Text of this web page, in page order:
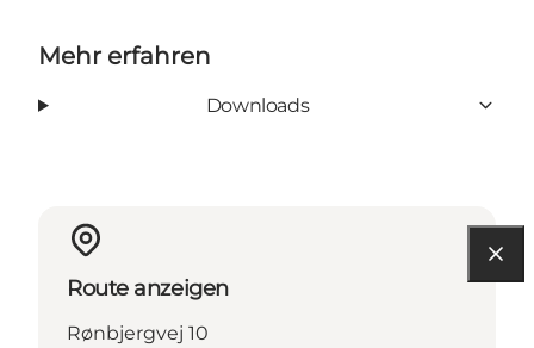
Mehr erfahren
Downloads
Route anzeigen
Rønbjergvej 10